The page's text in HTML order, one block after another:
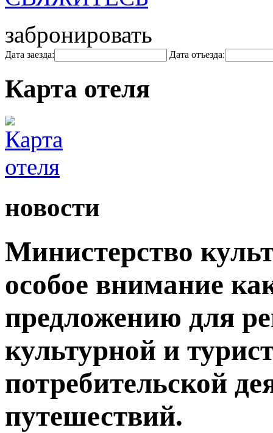
забронировать
Дата заезда: Дата отъезда:
Карта отеля
новости
Министерство
особое внимание
предложению для
культурной и
потребительской
путешествий.